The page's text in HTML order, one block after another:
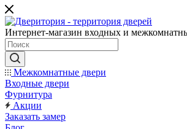
Интернет-магазин входных и
Межкомнатные двери
Входные двери
Фурнитура
Акции
Заказать замер